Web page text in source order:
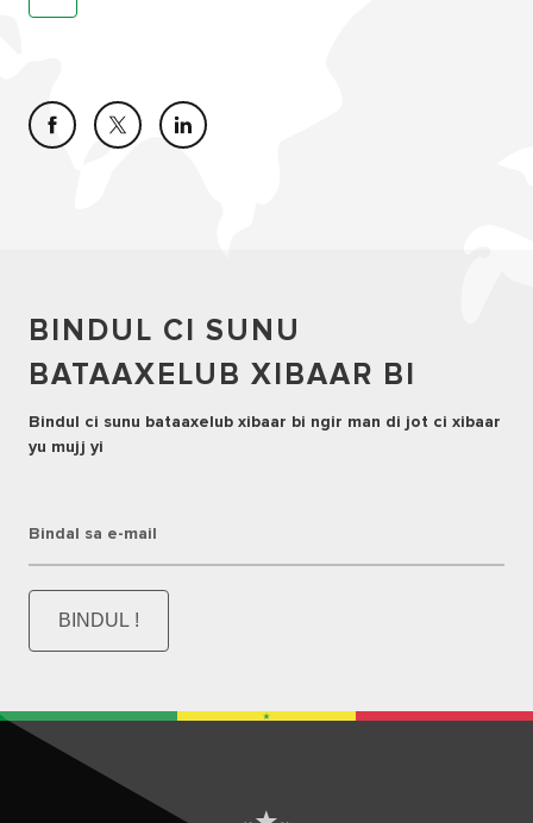
BINDUL CI SUNU
BATAAXELUB XIBAAR BI
Bindul ci sunu bataaxelub xibaar bi ngir man di jot ci xibaar
yu mujj yi
Bindal sa e-mail
BINDUL !